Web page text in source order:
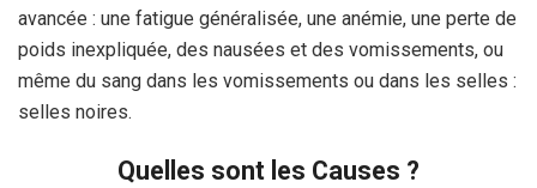
avancée : une fatigue généralisée, une anémie, une perte de
poids inexpliquée, des nausées et des vomissements, ou
même du sang dans les vomissements ou dans les selles :
selles noires.
Quelles sont les Causes ?